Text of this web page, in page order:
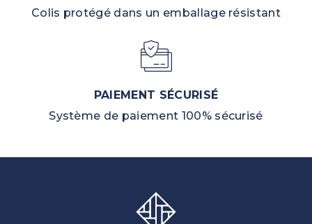
Colis protégé dans un emballage résistant
PAIEMENT SÉCURISÉ
Système de paiement 100% sécurisé